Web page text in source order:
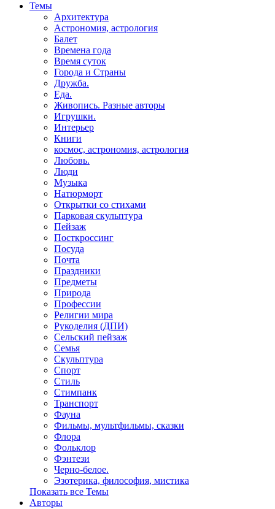
Темы
Архитектура
Астрономия, астрология
Балет
Времена года
Время суток
Города и Страны
Дружба.
Еда.
Живопись. Разные авторы
Игрушки.
Интерьер
Книги
космос, астрономия, астрология
Любовь.
Люди
Музыка
Натюрморт
Открытки со стихами
Парковая скульптура
Пейзаж
Посткроссинг
Посуда
Почта
Праздники
Предметы
Природа
Профессии
Религии мира
Рукоделия (ДПИ)
Сельский пейзаж
Семья
Скульптура
Спорт
Стиль
Стимпанк
Транспорт
Фауна
Фильмы, мультфильмы, сказки
Флора
Фольклор
Фэнтези
Черно-белое.
Эзотерика, философия, мистика
Показать все Темы
Авторы